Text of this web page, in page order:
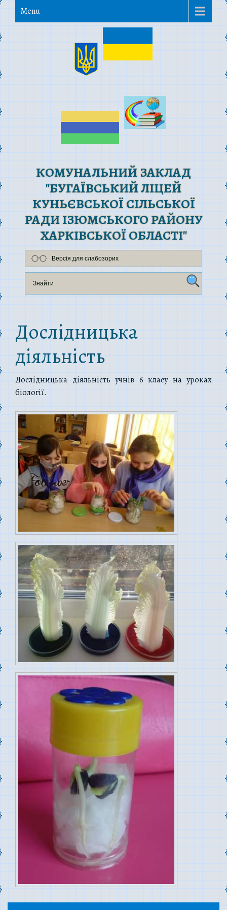
Menu
КОМУНАЛЬНИЙ ЗАКЛАД
"БУГАЇВСЬКИЙ ЛІЦЕЙ
КУНЬЄВСЬКОЇ СІЛЬСЬКОЇ
РАДИ ІЗЮМСЬКОГО РАЙОНУ
ХАРКІВСЬКОЇ ОБЛАСТІ"
Версія для слабозорих
Дослідницька
діяльність
Дослідницька діяльність учнів 6 класу на уроках
біології.